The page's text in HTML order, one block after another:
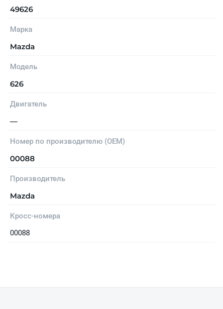
49626
Марка
Mazda
Модель
626
Двигатель
—
Номер по производителю (OEM)
00088
Производитель
Mazda
Кросс-номера
00088